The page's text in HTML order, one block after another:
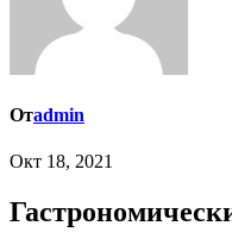
Отadmin
Окт 18, 2021